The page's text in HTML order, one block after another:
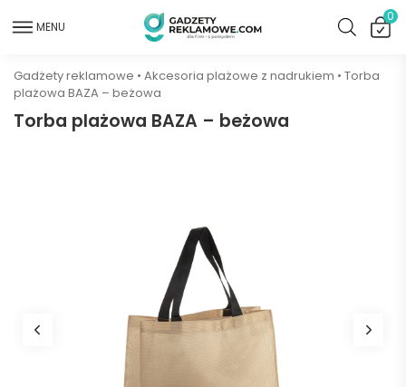
MENU
0
Gadżety reklamowe • Akcesoria plażowe z nadrukiem • Torba
plażowa BAZA – beżowa
Torba plażowa BAZA – beżowa